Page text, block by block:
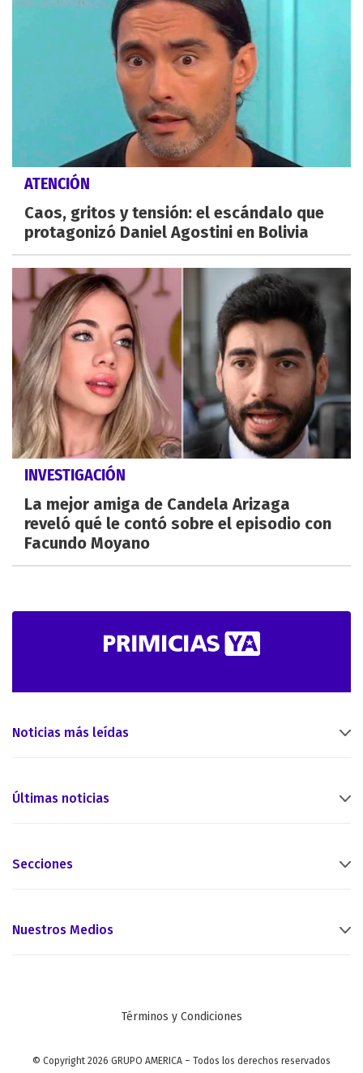
ATENCIÓN
Caos, gritos y tensión: el escándalo que
protagonizó Daniel Agostini en Bolivia
INVESTIGACIÓN
La mejor amiga de Candela Arizaga
reveló qué le contó sobre el episodio con
Facundo Moyano
Noticias más leídas
Últimas noticias
Secciones
Nuestros Medios
Términos y Condiciones
© Copyright 2026 GRUPO AMERICA – Todos los derechos reservados